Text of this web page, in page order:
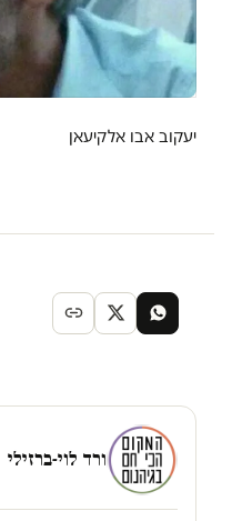
יעקוב אבו אלקיעאן
ורד לוי-ברזילי